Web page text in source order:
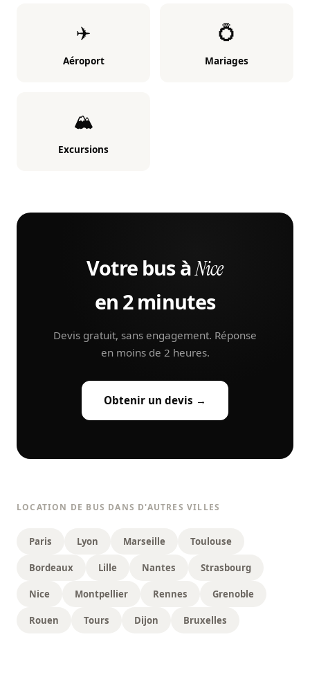
✈️
Aéroport
💍
Mariages
🏔️
Excursions
Votre bus àNice
en 2 minutes
Devis gratuit, sans engagement. Réponse
en moins de 2 heures.
Obtenir un devis →
LOCATION DE BUS DANS D'AUTRES VILLES
Paris Lyon Marseille Toulouse
Bordeaux Lille Nantes Strasbourg
Nice Montpellier Rennes Grenoble
Rouen Tours Dijon Bruxelles